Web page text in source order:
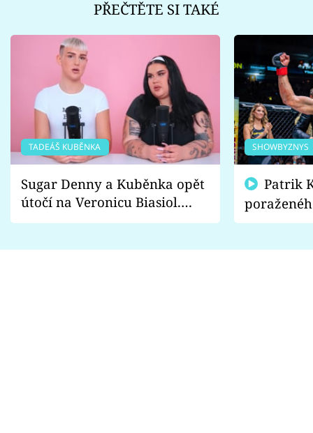
PŘEČTĚTE SI TAKÉ
TADEÁŠ KUBĚNKA
Sugar Denny a Kuběnka opět
útočí na Veronicu Biasiol.
Proč je podle nich falešná a
SHOWBYZNYS
fanoušci